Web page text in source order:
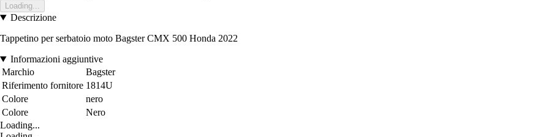
Loading...
Descrizione
Tappetino per serbatoio moto Bagster CMX 500 Honda 2022
Informazioni aggiuntive
Marchio
Bagster
Riferimento fornitore 1814U
Colore
nero
Colore
Nero
Loading...